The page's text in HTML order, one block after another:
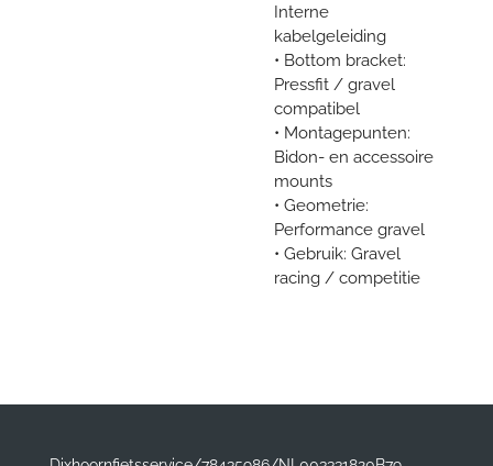
Interne
kabelgeleiding
• Bottom bracket:
Pressfit / gravel
compatibel
• Montagepunten:
Bidon- en accessoire
mounts
• Geometrie:
Performance gravel
• Gebruik: Gravel
racing / competitie